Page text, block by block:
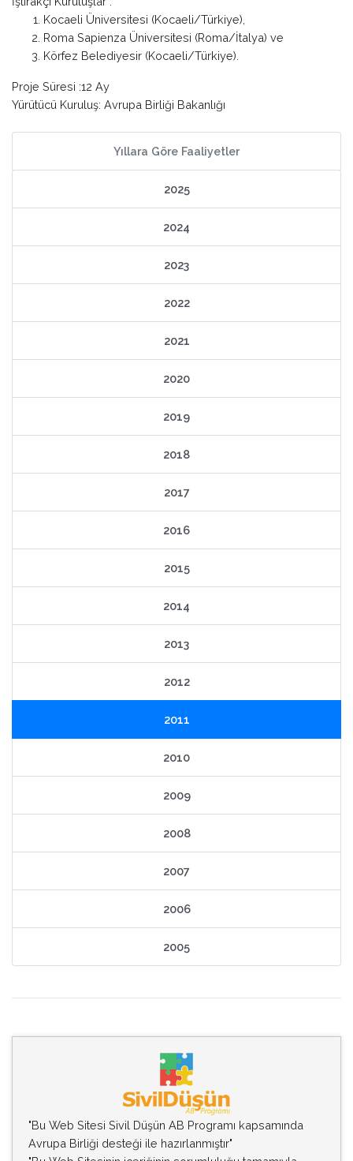
Kocaeli Üniversitesi (Kocaeli/Türkiye),
Roma Sapienza Üniversitesi (Roma/İtalya) ve
Körfez Belediyesir (Kocaeli/Türkiye).
Proje Süresi :12 Ay
Yürütücü Kuruluş: Avrupa Birliği Bakanlığı
Yıllara Göre Faaliyetler
2025
2024
2023
2022
2021
2020
2019
2018
2017
2016
2015
2014
2013
2012
2011
2010
2009
2008
2007
2006
2005
"Bu Web Sitesi Sivil Düşün AB Programı kapsamında
Avrupa Birliği desteği ile hazırlanmıştır"